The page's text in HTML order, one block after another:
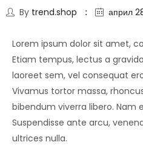
By trend.shop април
Lorem ipsum dolor sit amet,
Etiam tempus, lectus a
laoreet sem, vel consequat
Vivamus tortor massa,
bibendum viverra libero. Nam
Suspendisse ante arcu,
ultrices nulla.